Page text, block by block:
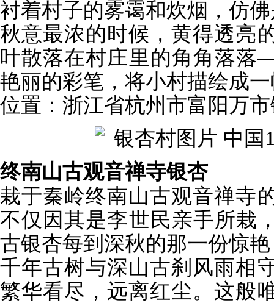
衬着村子的雾霭和炊烟，仿
秋意最浓的时候，黄得透亮
叶散落在村庄里的角角落
艳丽的彩笔，将小村描绘成
位置：浙江省杭州市富阳万
终南山古观音禅寺银杏
栽于秦岭终南山古观音禅寺
不仅因其是李世民亲手所栽
古银杏每到深秋的那一份惊
千年古树与深山古刹风雨相
繁华看尽，远离红尘。这般